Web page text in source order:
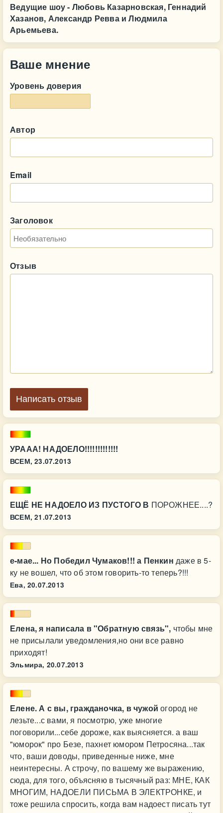
УРААА! НАДОЕЛО!!!!!!!!!!!!!
ВСЕМ, 23.07.2013
ЕЩЁ НЕ НАДОЕЛО ИЗ ПУСТОГО В ПОРОЖНЕЕ....?
ВСЕМ, 21.07.2013
е-мае... Но Победил Чумаков!!! а Пенкин даже в 5-
ку не вошел, что об этом говорить-то теперь?!!!
Ева, 20.07.2013
Елена, я написала в "Обратную связь", чтобы мне
не присылали уведомления,но они все равно
приходят!
Эльмира, 20.07.2013
Елене. А с вы, гражданочка, в чужой огород не
лезьте...с вами, я посмотрю, уже многие
поговорили...себе дороже, как выясняется. а ваш
"юморок" про Безе, пахнет юмором Петросяна...так
что, ваши доводы, приведенные ниже, мне
неинтересны. А строчу, по вашему же выражению,
сюда, для того, объясняю в тысячный раз: МНЕ, КАК
МНОГИМ, НАДОЕЛИ ПИСЬМА В ЭЛЕКТРОНКЕ, и
тоже решила спросить, когда вам надоест писать тут
Ведущие шоу - Любовь Казарновская, Геннадий
Хазанов, Александр Ревва и Людмила
Арьемьева.
Ваше мнение
Уровень доверия
Автор
Email
Заголовок
Отзыв
Написать отзыв